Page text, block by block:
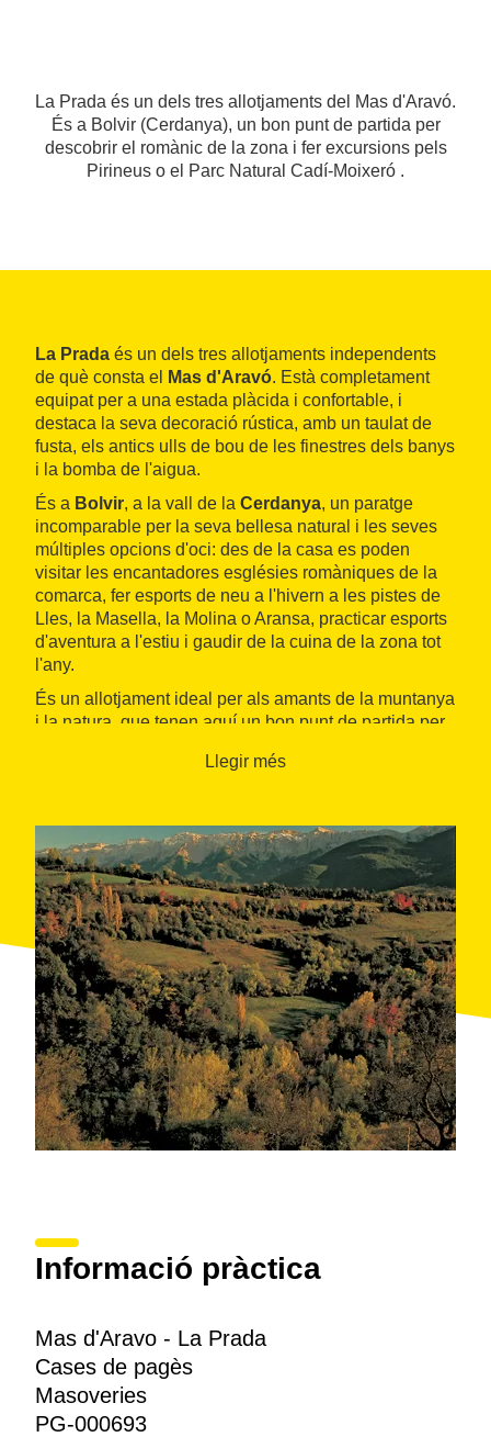
La Prada és un dels tres allotjaments del Mas d'Aravó.
És a Bolvir (Cerdanya), un bon punt de partida per
descobrir el romànic de la zona i fer excursions pels
Pirineus o el Parc Natural Cadí-Moixeró .
La Prada és un dels tres allotjaments independents
de què consta el
Mas d'Aravó. Està completament
equipat per a una estada plàcida i confortable, i
destaca la seva decoració rústica, amb un taulat de
fusta, els antics ulls de bou de les finestres dels banys
i la bomba de l'aigua.
És a Bolvir, a la vall de la Cerdanya, un paratge
incomparable per la seva bellesa natural i les seves
múltiples opcions d'oci: des de la casa es poden
visitar les encantadores esglésies romàniques de la
comarca, fer esports de neu a l'hivern a les pistes de
Lles, la Masella, la Molina o Aransa, practicar esports
d'aventura a l'estiu i gaudir de la cuina de la zona tot
l'any.
És un allotjament ideal per als amants de la muntanya
i la natura, que tenen aquí un bon punt de partida per
Llegir més
Informació pràctica
Mas d'Aravo - La Prada
Cases de pagès
Masoveries
PG-000693